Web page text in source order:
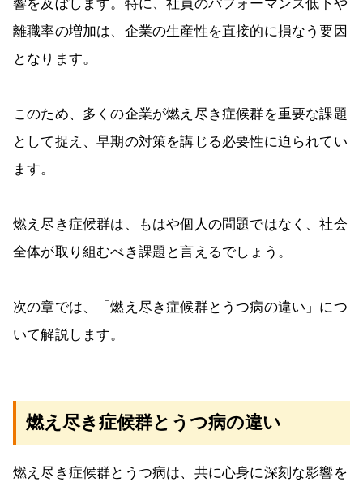
響を及ぼします。特に、社員のパフォーマンス低下や
離職率の増加は、企業の生産性を直接的に損なう要因
となります。
このため、多くの企業が燃え尽き症候群を重要な課題
として捉え、早期の対策を講じる必要性に迫られてい
ます。
燃え尽き症候群は、もはや個人の問題ではなく、社会
全体が取り組むべき課題と言えるでしょう。
次の章では、「燃え尽き症候群とうつ病の違い」につ
いて解説します。
燃え尽き症候群とうつ病の違い
燃え尽き症候群とうつ病は、共に心身に深刻な影響を